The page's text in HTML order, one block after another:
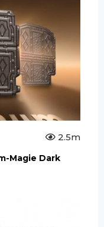
2.5m
Magie Dark